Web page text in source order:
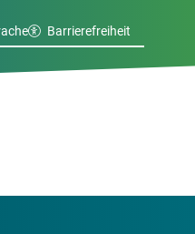
Barrierefreiheit